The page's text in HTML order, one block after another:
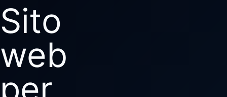
Sito
web
per